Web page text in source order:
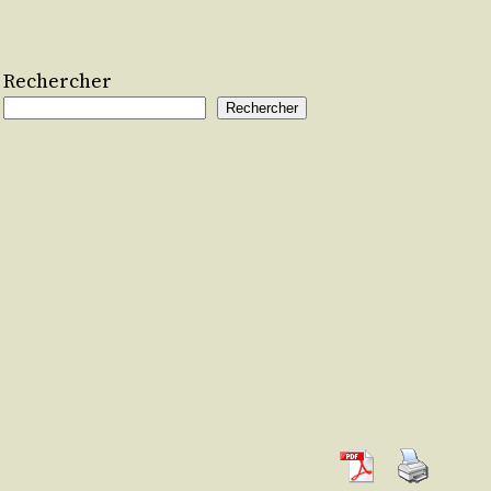
Rechercher
Rechercher